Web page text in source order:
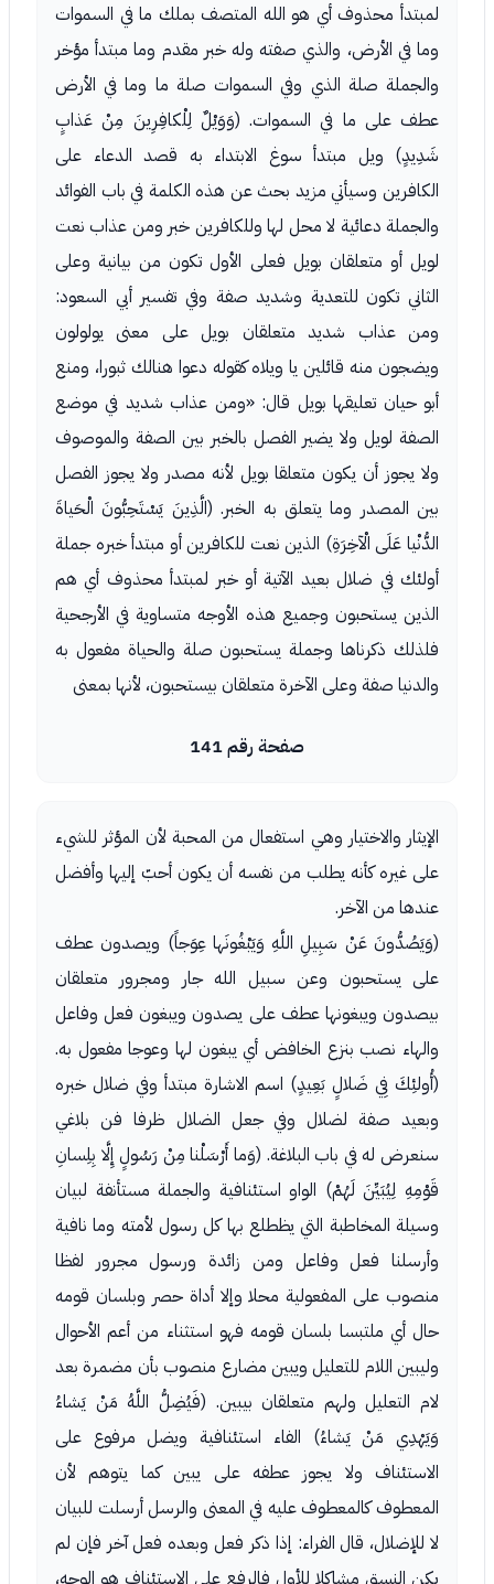
لمبتدأ محذوف أي هو الله المتصف بملك ما في السموات
وما في الأرض، والذي صفته وله خبر مقدم وما مبتدأ مؤخر
والجملة صلة الذي وفي السموات صلة ما وما في الأرض
عطف على ما في السموات. (وَوَيْلٌ لِلْكافِرِينَ مِنْ عَذابٍ
شَدِيدٍ) ويل مبتدأ سوغ الابتداء به قصد الدعاء على
الكافرين وسيأتي مزيد بحث عن هذه الكلمة في باب الفوائد
والجملة دعائية لا محل لها وللكافرين خبر ومن عذاب نعت
لويل أو متعلقان بويل فعلى الأول تكون من بيانية وعلى
الثاني تكون للتعدية وشديد صفة وفي تفسير أبي السعود:
ومن عذاب شديد متعلقان بويل على معنى يولولون
ويضجون منه قائلين يا ويلاه كقوله دعوا هنالك ثبورا، ومنع
أبو حيان تعليقها بويل قال: «ومن عذاب شديد في موضع
الصفة لويل ولا يضير الفصل بالخبر بين الصفة والموصوف
ولا يجوز أن يكون متعلقا بويل لأنه مصدر ولا يجوز الفصل
بين المصدر وما يتعلق به الخبر. (الَّذِينَ يَسْتَحِبُّونَ الْحَياةَ
الدُّنْيا عَلَى الْآخِرَةِ) الذين نعت للكافرين أو مبتدأ خبره جملة
أولئك في ضلال بعيد الآتية أو خبر لمبتدأ محذوف أي هم
الذين يستحبون وجميع هذه الأوجه متساوية في الأرجحية
فلذلك ذكرناها وجملة يستحبون صلة والحياة مفعول به
والدنيا صفة وعلى الآخرة متعلقان بيستحبون، لأنها بمعنى
صفحة رقم 141
الإيثار والاختيار وهي استفعال من المحبة لأن المؤثر للشيء
على غيره كأنه يطلب من نفسه أن يكون أحبّ إليها وأفضل
عندها من الآخر.
(وَيَصُدُّونَ عَنْ سَبِيلِ اللَّهِ وَيَبْغُونَها عِوَجاً) ويصدون عطف
على يستحبون وعن سبيل الله جار ومجرور متعلقان
بيصدون ويبغونها عطف على يصدون ويبغون فعل وفاعل
والهاء نصب بنزع الخافض أي يبغون لها وعوجا مفعول به.
(أُولئِكَ فِي ضَلالٍ بَعِيدٍ) اسم الاشارة مبتدأ وفي ضلال خبره
وبعيد صفة لضلال وفي جعل الضلال ظرفا فن بلاغي
سنعرض له في باب البلاغة. (وَما أَرْسَلْنا مِنْ رَسُولٍ إِلَّا بِلِسانِ
قَوْمِهِ لِيُبَيِّنَ لَهُمْ) الواو استئنافية والجملة مستأنفة لبيان
وسيلة المخاطبة التي يظطلع بها كل رسول لأمته وما نافية
وأرسلنا فعل وفاعل ومن زائدة ورسول مجرور لفظا
منصوب على المفعولية محلا وإلا أداة حصر وبلسان قومه
حال أي ملتبسا بلسان قومه فهو استثناء من أعم الأحوال
وليبين اللام للتعليل ويبين مضارع منصوب بأن مضمرة بعد
لام التعليل ولهم متعلقان بيبين. (فَيُضِلُّ اللَّهُ مَنْ يَشاءُ
وَيَهْدِي مَنْ يَشاءُ) الفاء استئنافية ويضل مرفوع على
الاستئناف ولا يجوز عطفه على يبين كما يتوهم لأن
المعطوف كالمعطوف عليه في المعنى والرسل أرسلت للبيان
لا للإضلال، قال الفراء: إذا ذكر فعل وبعده فعل آخر فإن لم
يكن النسق مشاكلا للأول فالرفع على الاستئناف هو الوجه،